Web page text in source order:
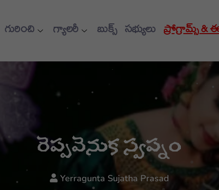
గురించి గ్యాలరీ బుక్స్ సభ్యులు ప్రోగ్రామ్స్ &
రెప్పవెనుక స్వప్నం
Yerragunta Sujatha Prasad